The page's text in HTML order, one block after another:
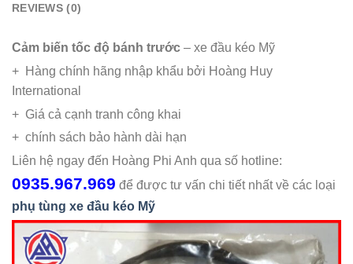
REVIEWS (0)
Cảm biến tốc độ bánh trước – xe đầu kéo Mỹ
+ Hàng chính hãng nhập khẩu bởi Hoàng Huy
International
+ Giá cả cạnh tranh công khai
+ chính sách bảo hành dài hạn
Liên hệ ngay đến Hoàng Phi Anh qua số hotline:
0935.967.969 để được tư vấn chi tiết nhất về các loại
phụ tùng xe đầu kéo Mỹ